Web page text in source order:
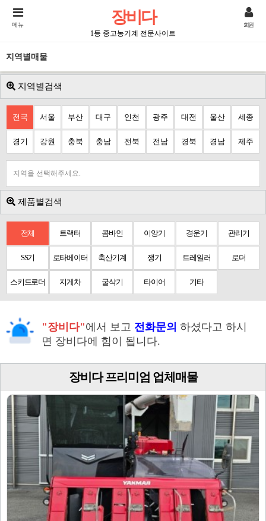
장비다
1등 중고농기계 전문사이트
메뉴 회원
지역별매물
지역별검색
전국 서울 부산 대구 인천 광주 대전 울산 세종
경기 강원 충북 충남 전북 전남 경북 경남 제주
지역을 선택해주세요.
제품별검색
전체 트랙터 콤바인 이앙기 경운기 관리기
SS기 로타베이터 축산기계 쟁기 트레일러 로더
스키드로더 지게차 굴삭기 타이어 기타
"장비다"에서 보고 전화문의 하셨다고 하시
면 장비다에 힘이 됩니다.
장비다 프리미엄 업체매물